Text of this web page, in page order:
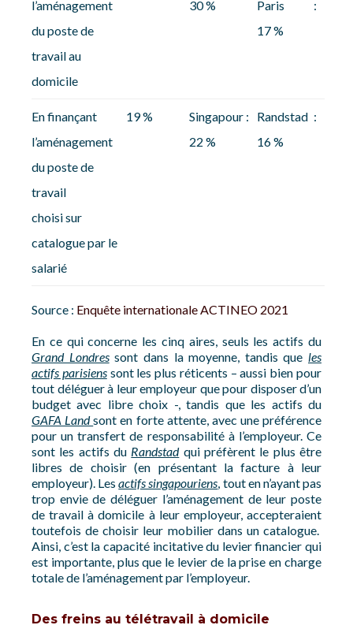
l’aménagement
du poste de
travail au
domicile
30 %
Paris :
17 %
En finançant
l’aménagement
du poste de
travail
choisi sur
catalogue par le
salarié
19 %
Singapour :
22 %
Randstad :
16 %
Source : Enquête internationale ACTINEO 2021
En ce qui concerne les cinq aires, seuls les actifs du
Grand Londressont dans la moyenne, tandis que les
actifs parisienssont les plus réticents – aussi bien pour
tout déléguer à leur employeur que pour disposer d’un
budget avec libre choix -, tandis que les actifs du
GAFA Landsont en forte attente, avec une préférence
pour un transfert de responsabilité à l’employeur. Ce
sont les actifs du Randstadqui préfèrent le plus être
libres de choisir (en présentant la facture à leur
employeur). Lesactifs singapouriens, tout en n’ayant pas
trop envie de déléguer l’aménagement de leur poste
de travail à domicile à leur employeur, accepteraient
toutefois de choisir leur mobilier dans un catalogue.
Ainsi, c’est la capacité incitative du levier financier qui
est importante, plus que le levier de la prise en charge
totale de l’aménagement par l’employeur.
Des freins au télétravail à domicile